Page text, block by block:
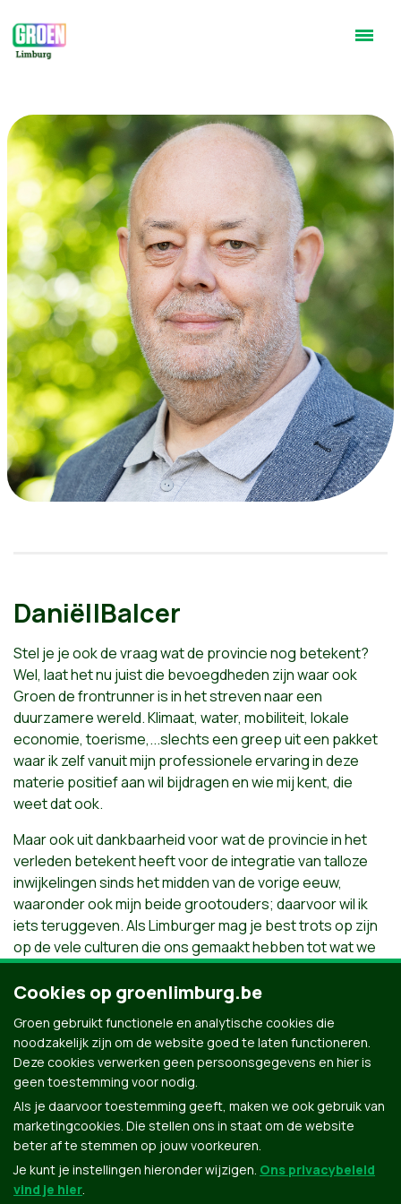
Daniël|Balcer
Stel je je ook de vraag wat de provincie nog betekent?
Wel, laat het nu juist die bevoegdheden zijn waar ook
Groen de frontrunner is in het streven naar een
duurzamere wereld. Klimaat, water, mobiliteit, lokale
economie, toerisme,...slechts een greep uit een pakket
waar ik zelf vanuit mijn professionele ervaring in deze
materie positief aan wil bijdragen en wie mij kent, die
weet dat ook.
Maar ook uit dankbaarheid voor wat de provincie in het
verleden betekent heeft voor de integratie van talloze
inwijkelingen sinds het midden van de vorige eeuw,
waaronder ook mijn beide grootouders; daarvoor wil ik
iets teruggeven. Als Limburger mag je best trots op zijn
op de vele culturen die ons gemaakt hebben tot wat we
zijn; wereldburgers. Dat kleurt ons en dat wil ik ook blijven
uitdragen
62 jaar - Bilzen
Industrieel Ingenieur Bouwkunde
Cookies op groenlimburg.be
Groen gebruikt functionele en analytische cookies die
noodzakelijk zijn om de website goed te laten functioneren.
Deze cookies verwerken geen persoonsgegevens en hier is
geen toestemming voor nodig.
Als je daarvoor toestemming geeft, maken we ook gebruik van
marketingcookies. Die stellen ons in staat om de website
beter af te stemmen op jouw voorkeuren.
Je kunt je instellingen hieronder wijzigen. Ons privacybeleid
vind je hier.